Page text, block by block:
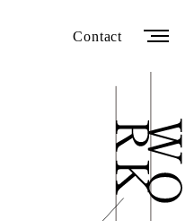
Contact